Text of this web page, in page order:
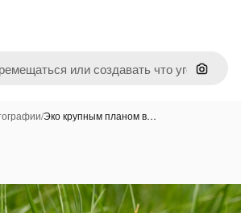
Поиск
/Эко крупным планом в…